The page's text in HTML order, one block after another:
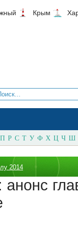
Крым
П Р С Т У Ф Х Ц Ч Ш
2014